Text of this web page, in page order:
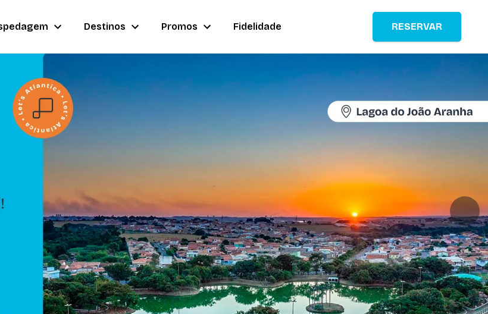
Destinos Promos Fidelidade RESERVAR